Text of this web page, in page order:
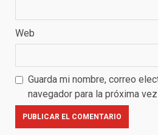
Web
Guarda mi nombre, correo
navegador para la próxima